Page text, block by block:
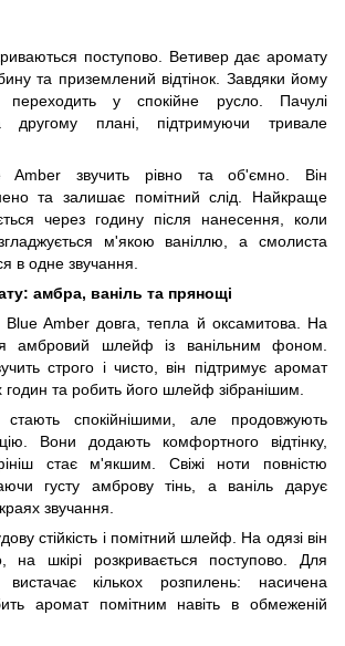
поступово. Ветивер дає аромату
та приземлений відтінок. Завдяки йому
у спокійне русло. Пачулі
другому плані, підтримуючи тривале
Amber звучить рівно та об'ємно. Він
та залишає помітний слід. Найкраще
через годину після нанесення, коли
м'якою ваніллю, а смолиста
в одне звучання.
амбра, ваніль та прянощі
Blue Amber довга, тепла й оксамитова. На
амбровий шлейф із ванільним фоном.
строго і чисто, він підтримує аромат
годин та робить його шлейф зібранішим.
спокійнішими, але продовжують
Вони додають комфортного відтінку,
стає м'якшим. Свіжі ноти повністю
густу амброву тінь, а ваніль дарує
звучання.
стійкість і помітний шлейф. На одязі він
на шкірі розкривається поступово. Для
кількох розпилень: насичена
аромат помітним навіть в обмеженій